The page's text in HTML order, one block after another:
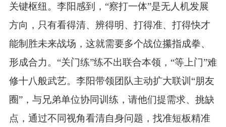
关键枢纽。李阳感到，“察打一体”是无人机发展
方向，只有看得清、辨得明、打得准、打得快才
能制胜未来战场，这就需要多个战位攥指成拳、
形成合力。“关门练”练不出联合本领，“等上门”难
修十八般武艺。李阳带领团队主动扩大联训“朋友
圈”，与兄弟单位协同训练，请他们提需求、挑缺
点，通过不同视角看清自身问题，找准短板精准